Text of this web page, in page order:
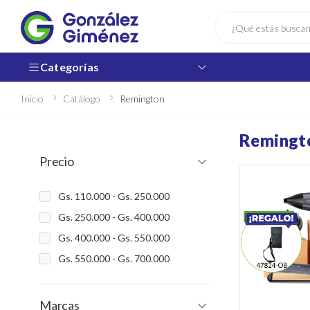
Categorías
Inicio Catálogo Remington
Precio
Gs. 110.000 - Gs. 250.000
Gs. 250.000 - Gs. 400.000
Gs. 400.000 - Gs. 550.000
Gs. 550.000 - Gs. 700.000
Marcas